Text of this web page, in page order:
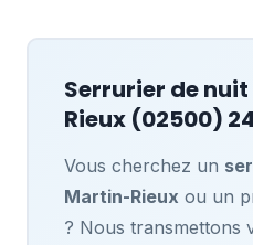
Serrurier de nuit
Rieux(02500)
Vous cherchez un
Martin-Rieux ou un
? Nous transmettons